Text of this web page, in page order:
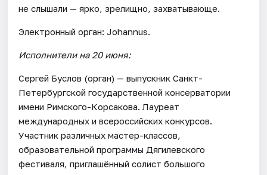
не слышали — ярко, зрелищно, захватывающе.
Электронный орган: Johannus.
Исполнители на 20 июня:
Сергей Буслов (орган) — выпускник Санкт-
Петербургской государственной консерватории
имени Римского-Корсакова. Лауреат
международных и всероссийских конкурсов.
Участник различных мастер-классов,
образовательной программы Дягилевского
фестиваля, приглашённый солист большого